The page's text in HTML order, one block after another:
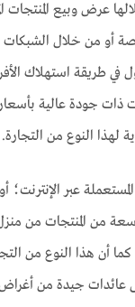
عرض وبيع المنتجات
أو من خلال الشبكات
في طريقة استهلاك
ذات جودة عالية
لهذا النوع من التجارة.
عبر الإنترنت؛
من المنتجات من
كما أن هذا النوع من
عائدات جيدة من